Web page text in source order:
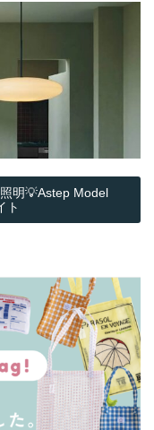
明💡Astep Model
ト